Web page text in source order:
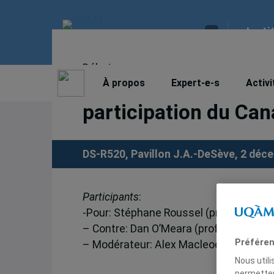
À propos Expert-e-s
Débat
Bouclier anti-
participation du
DS-R520, Pavillon J.A.-DeSève, 2
Participants:
-Pour: Stéphane Roussel (professeur
– Contre: Dan O’Meara (professeur de
– Modérateur: Alex Macleod
Nous